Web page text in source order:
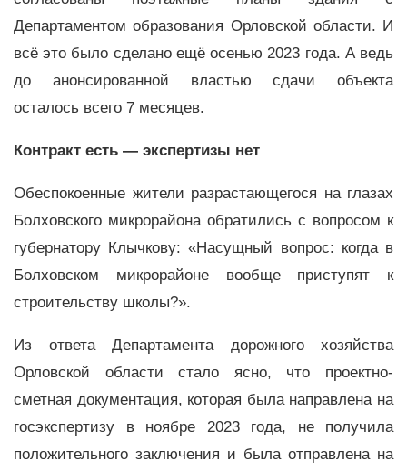
Департаментом образования Орловской области. И
всё это было сделано ещё осенью 2023 года. А ведь
до анонсированной властью сдачи объекта
осталось всего 7 месяцев.
Контракт есть — экспертизы нет
Обеспокоенные жители разрастающегося на глазах
Болховского микрорайона обратились с вопросом к
губернатору Клычкову: «Насущный вопрос: когда в
Болховском микрорайоне вообще приступят к
строительству школы?».
Из ответа Департамента дорожного хозяйства
Орловской области стало ясно, что проектно-
сметная документация, которая была направлена на
госэкспертизу в ноябре 2023 года, не получила
положительного заключения и была отправлена на